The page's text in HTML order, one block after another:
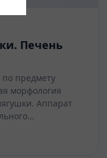
Печень
предмету
морфология
Аппарат